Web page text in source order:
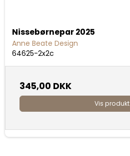
Nissebørnepar 2025
Anne Beate Design
64625-2x2c
345,00 DKK
Vis produkt